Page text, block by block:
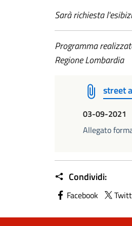
Sarà richiesta
Programma
Regione Lombardia
street
03-09-2021
Allegato
Condividi:
Facebook